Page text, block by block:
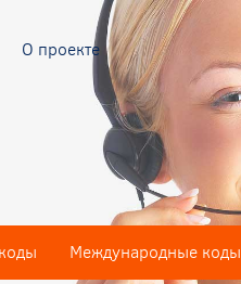
О проекте
Международные коды